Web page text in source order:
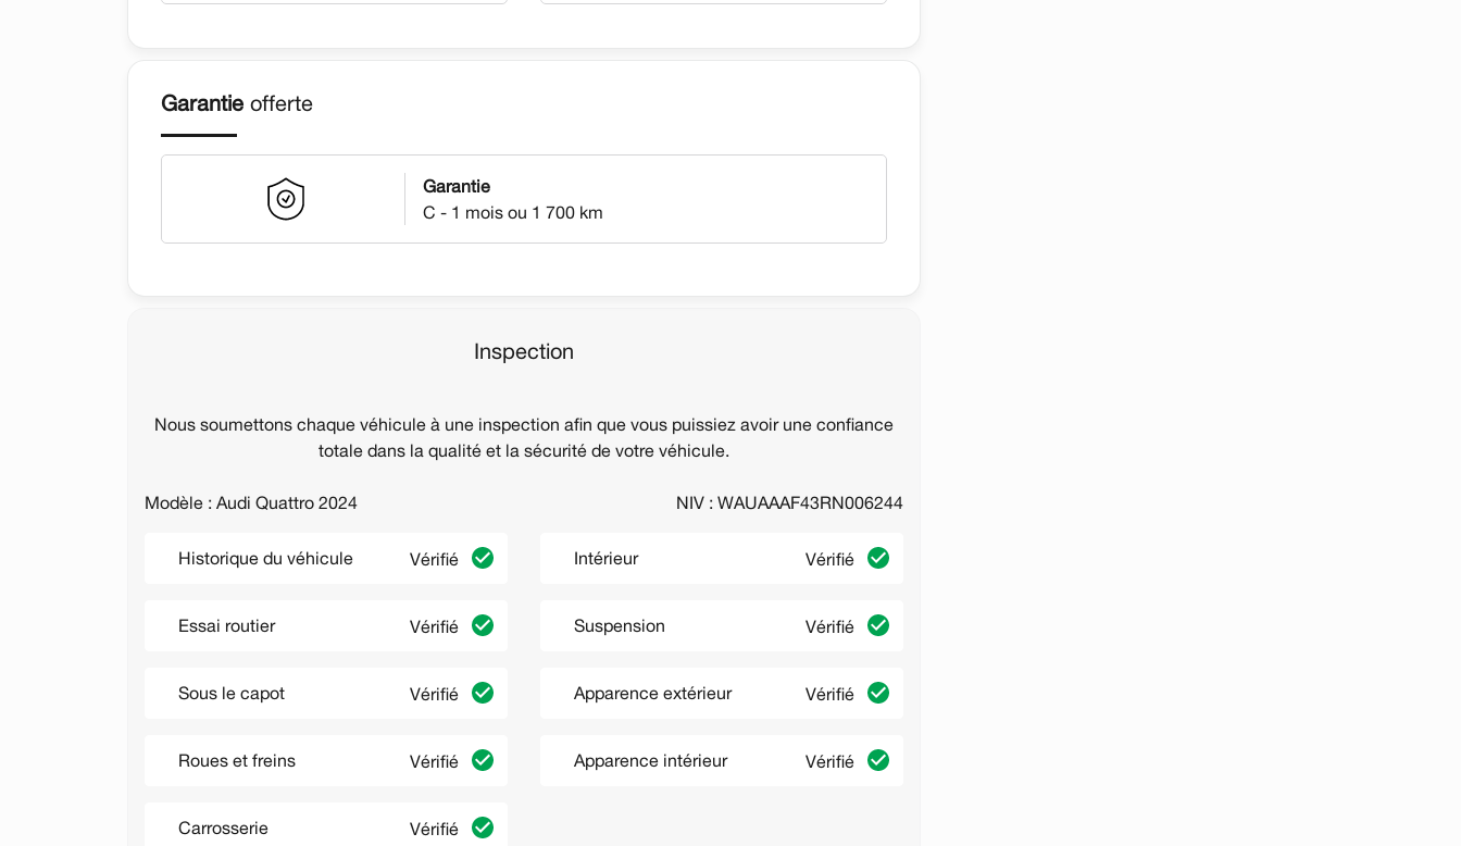
Garantie offerte
Garantie
C - 1 mois ou 1 700 km
Inspection
Nous soumettons chaque véhicule à une inspection afin que vous puissiez avoir une confiance
totale dans la qualité et la sécurité de votre véhicule.
Modèle : Audi Quattro 2024 NIV : WAUAAAF43RN006244
Historique du véhicule Vérifié
Essai routier Vérifié
Sous le capot Vérifié
Roues et freins Vérifié
Carrosserie Vérifié
Intérieur Vérifié
Suspension Vérifié
Apparence extérieur Vérifié
Apparence intérieur Vérifié